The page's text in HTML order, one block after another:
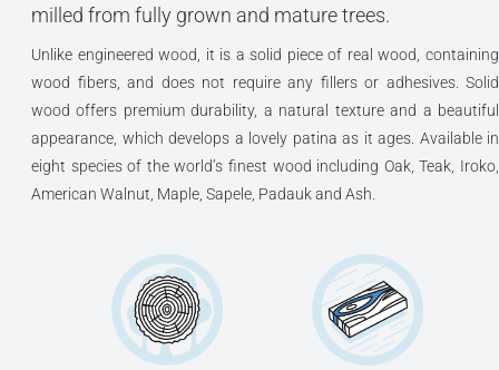
milled from fully grown and mature trees.
Unlike engineered wood, it is a solid piece of real wood, containing
wood fibers, and does not require any fillers or adhesives. Solid
wood offers premium durability, a natural texture and a beautiful
appearance, which develops a lovely patina as it ages. Available in
eight species of the world’s finest wood including Oak, Teak, Iroko,
American Walnut, Maple, Sapele, Padauk and Ash.